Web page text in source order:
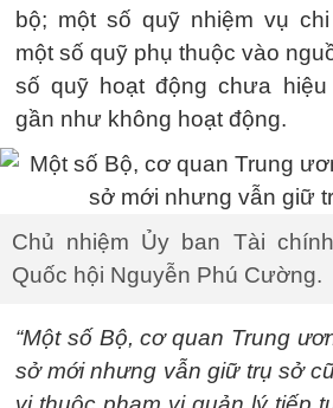
bộ; một số quỹ nhiệm vụ
một số quỹ phụ thuộc vào
số quỹ hoạt động chưa
gần như không hoạt động.
Chủ nhiệm Ủy ban Tài
Quốc hội Nguyễn Phú Cường.
“Một số Bộ, cơ quan Trung
sở mới nhưng vẫn giữ trụ sở